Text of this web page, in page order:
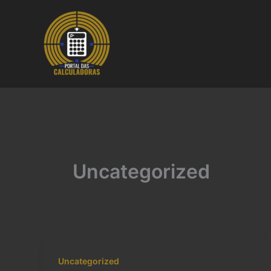
Uncategorized
Uncategorized